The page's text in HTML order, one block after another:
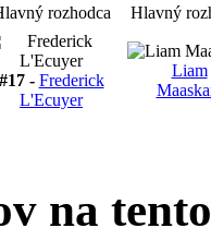
rozhodca Hlavný
#17 - Frederick
L'Ecuyer
Liam
na